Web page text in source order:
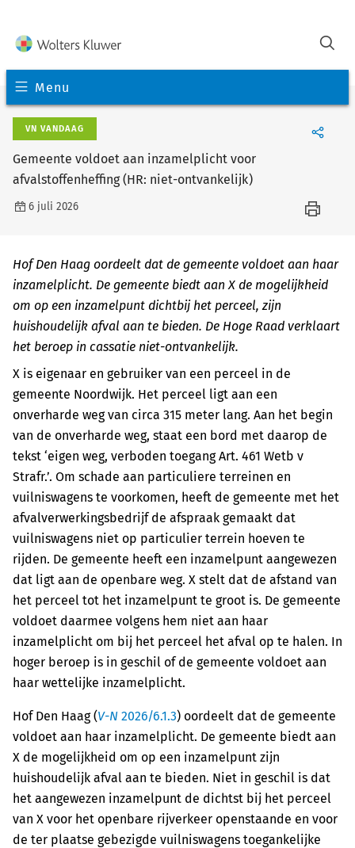
Menu
VN VANDAAG
Gemeente voldoet aan inzamelplicht voor
afvalstoffenheffing (HR: niet-ontvankelijk)
6 juli 2026
Hof Den Haag oordeelt dat de gemeente voldoet aan haar
inzamelplicht. De gemeente biedt aan X de mogelijkheid
om op een inzamelpunt dichtbij het perceel, zijn
huishoudelijk afval aan te bieden. De Hoge Raad verklaart
het beroep in cassatie niet-ontvankelijk.
X is eigenaar en gebruiker van een perceel in de
gemeente Noordwijk. Het perceel ligt aan een
onverharde weg van circa 315 meter lang. Aan het begin
van de onverharde weg, staat een bord met daarop de
tekst ‘eigen weg, verboden toegang Art. 461 Wetb v
Strafr.’. Om schade aan particuliere terreinen en
vuilniswagens te voorkomen, heeft de gemeente met het
afvalverwerkingsbedrijf de afspraak gemaakt dat
vuilniswagens niet op particulier terrein hoeven te
rijden. De gemeente heeft een inzamelpunt aangewezen
dat ligt aan de openbare weg. X stelt dat de afstand van
het perceel tot het inzamelpunt te groot is. De gemeente
voldoet daarmee volgens hem niet aan haar
inzamelplicht om bij het perceel het afval op te halen. In
hoger beroep is in geschil of de gemeente voldoet aan
haar wettelijke inzamelplicht.
Hof Den Haag (V-N 2026/6.1.3) oordeelt dat de gemeente
voldoet aan haar inzamelplicht. De gemeente biedt aan
X de mogelijkheid om op een inzamelpunt zijn
huishoudelijk afval aan te bieden. Niet in geschil is dat
het aangewezen inzamelpunt de dichtst bij het perceel
van X voor het openbare rijverkeer openstaande en voor
de ter plaatse gebezigde vuilniswagens toegankelijke